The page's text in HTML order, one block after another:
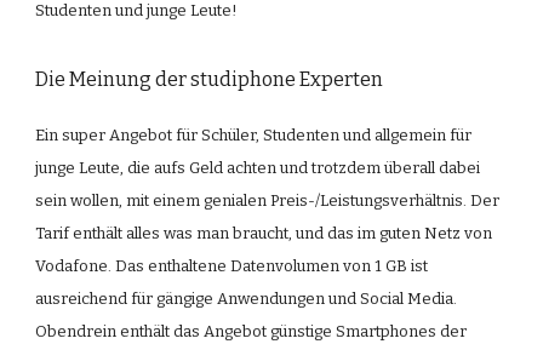
Studenten und junge Leute!
Die Meinung der studiphone Experten
Ein super Angebot für Schüler, Studenten und allgemein für
junge Leute, die aufs Geld achten und trotzdem überall dabei
sein wollen, mit einem genialen Preis-/Leistungsverhältnis. Der
Tarif enthält alles was man braucht, und das im guten Netz von
Vodafone. Das enthaltene Datenvolumen von 1 GB ist
ausreichend für gängige Anwendungen und Social Media.
Obendrein enthält das Angebot günstige Smartphones der